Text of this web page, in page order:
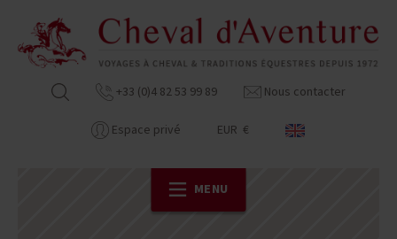
+33 (0)4 82 53 99 89 Nous contacter
Espace privé EUR €
MENU